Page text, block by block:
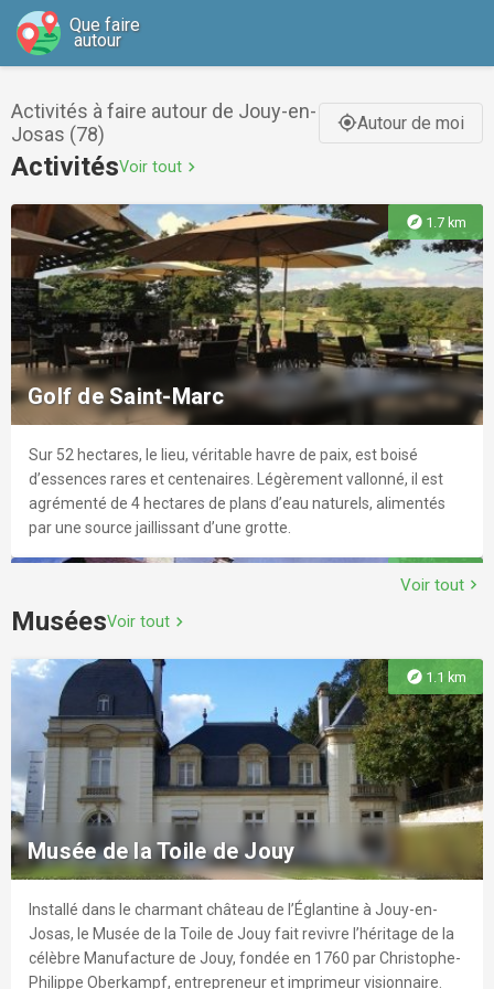
Que faire
autour
Activités à faire autour de Jouy-en-
Josas (78)
gps_fixedAutour de moi
ActivitésVoir tout chevron_right
explore 1.7 km
Golf de Saint-Marc
Sur 52 hectares, le lieu, véritable havre de paix, est boisé
d’essences rares et centenaires. Légèrement vallonné, il est
agrémenté de 4 hectares de plans d’eau naturels, alimentés
par une source jaillissant d’une grotte.
explore
Golf de la Boulie
Le Golf de La Boulie concilie à la fois jeu amateur et haut
niveau, loisir et compétition, au travers de valeurs simples :
l’amitié, la performance, la famille. Ce club a une dimension
internationale et représente également un art de vivre.
explore3.1 km
Voir tout chevron_right
MuséesVoir tout chevron_right
explore 1.1 km
Musée de la Toile de Jouy
Installé dans le charmant château de l’Églantine à Jouy-en-
Josas, le Musée de la Toile de Jouy fait revivre l’héritage de la
célèbre Manufacture de Jouy, fondée en 1760 par Christophe-
Philippe Oberkampf, entrepreneur et imprimeur visionnaire.